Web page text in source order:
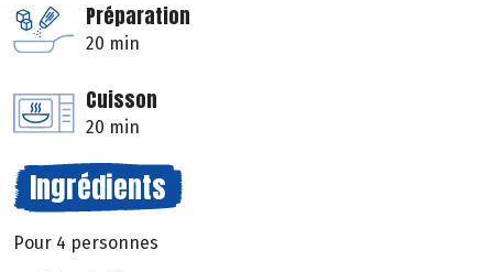
Préparation
20 min
Cuisson
20 min
Ingrédients
Pour 4 personnes